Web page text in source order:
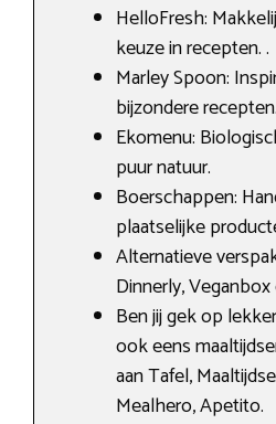
HelloFresh:
keuze in recepten. .
Marley Spoon:
bijzondere recepten.
Ekomenu:
puur natuur.
Boerschappen:
plaatselijke
Alternatieve
Dinnerly,
Ben jij gek op
ook eens
aan Tafel,
Mealhero, Apetito.